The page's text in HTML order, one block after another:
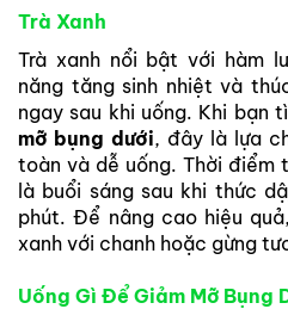
Trà Xanh
Trà xanh nổi bật với hàm
năng tăng sinh nhiệt và
ngay sau khi uống. Khi bạn
mỡ bụng dưới, đây là lựa
toàn và dễ uống. Thời điểm
là buổi sáng sau khi thức
phút. Để nâng cao hiệu
xanh với chanh hoặc gừng
Uống Gì Để Giảm Mỡ Bụng